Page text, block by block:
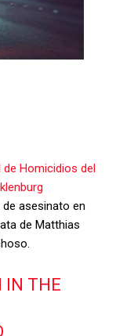
de Homicidios del
asesinato en
de Matthias
IN THE